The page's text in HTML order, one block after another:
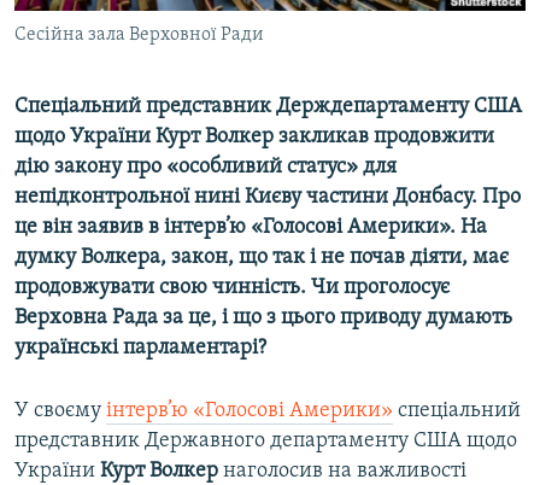
УКР
ДОЛУЧАЙСЯ!
Усі сайти RFE/RL
Сесійна зала Верховної Ради
Спеціальний представник Держдепартаменту США
щодо України Курт Волкер закликав продовжити
дію закону про «особливий статус» для
непідконтрольної нині Києву частини Донбасу. Про
це він заявив в інтерв’ю «Голосові Америки». На
думку Волкера, закон, що так і не почав діяти, має
продовжувати свою чинність. Чи проголосує
Верховна Рада за це, і що з цього приводу думають
українські парламентарі?
У своєму інтерв’ю «Голосові Америки» спеціальний
представник Державного департаменту США щодо
України Курт Волкер наголосив на важливості